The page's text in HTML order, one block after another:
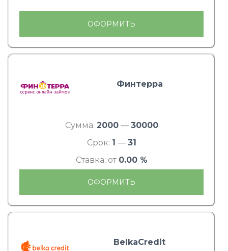
ОФОРМИТЬ
Финтерра
Сумма: 2000— 30000
Срок: 1 — 31
Ставка: от 0.00 %
ОФОРМИТЬ
BelkaCredit